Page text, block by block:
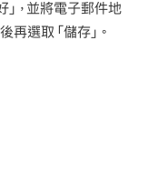
」，並將電子郵件地
後再選取「儲存」。